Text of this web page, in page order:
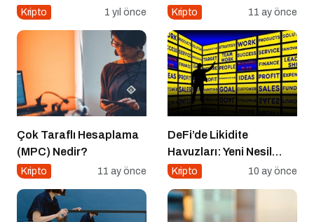
Kripto 1 yıl önce
Zincirlerin Geleceği
Kripto 11 ay önce
Çok Taraflı Hesaplama
(MPC) Nedir?
Kripto 11 ay önce
DeFi’de Likidite
Havuzları: Yeni Nesil
Finansın Kalbi
Kripto 10 ay önce